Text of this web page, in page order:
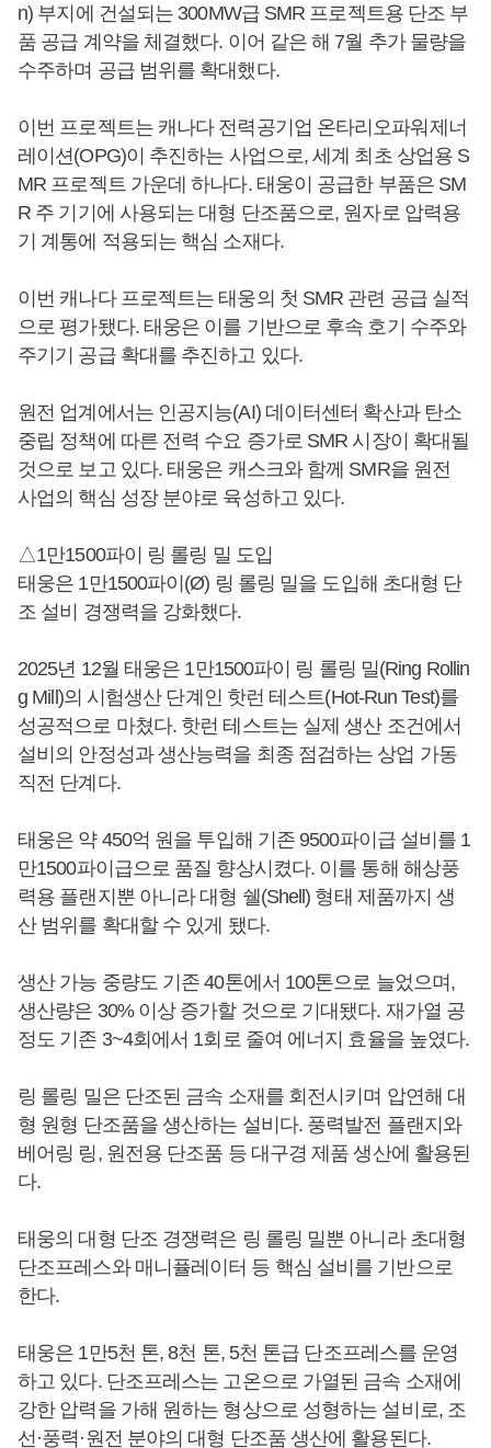
n) 부지에 건설되는 300MW급 SMR 프로젝트용 단조 부
품 공급 계약을 체결했다. 이어 같은 해 7월 추가 물량을
수주하며 공급 범위를 확대했다.
이번 프로젝트는 캐나다 전력공기업 온타리오파워제너
레이션(OPG)이 추진하는 사업으로, 세계 최초 상업용 S
MR 프로젝트 가운데 하나다. 태웅이 공급한 부품은 SM
R 주 기기에 사용되는 대형 단조품으로, 원자로 압력용
기 계통에 적용되는 핵심 소재다.
이번 캐나다 프로젝트는 태웅의 첫 SMR 관련 공급 실적
으로 평가됐다. 태웅은 이를 기반으로 후속 호기 수주와
주기기 공급 확대를 추진하고 있다.
원전 업계에서는 인공지능(AI) 데이터센터 확산과 탄소
중립 정책에 따른 전력 수요 증가로 SMR 시장이 확대될
것으로 보고 있다. 태웅은 캐스크와 함께 SMR을 원전
사업의 핵심 성장 분야로 육성하고 있다.
△1만1500파이 링 롤링 밀 도입
태웅은 1만1500파이(Ø) 링 롤링 밀을 도입해 초대형 단
조 설비 경쟁력을 강화했다.
2025년 12월 태웅은 1만1500파이 링 롤링 밀(Ring Rollin
g Mill)의 시험생산 단계인 핫런 테스트(Hot-Run Test)를
성공적으로 마쳤다. 핫런 테스트는 실제 생산 조건에서
설비의 안정성과 생산능력을 최종 점검하는 상업 가동
직전 단계다.
태웅은 약 450억 원을 투입해 기존 9500파이급 설비를 1
만1500파이급으로 품질 향상시켰다. 이를 통해 해상풍
력용 플랜지뿐 아니라 대형 쉘(Shell) 형태 제품까지 생
산 범위를 확대할 수 있게 됐다.
생산 가능 중량도 기존 40톤에서 100톤으로 늘었으며,
생산량은 30% 이상 증가할 것으로 기대됐다. 재가열 공
정도 기존 3~4회에서 1회로 줄여 에너지 효율을 높였다.
링 롤링 밀은 단조된 금속 소재를 회전시키며 압연해 대
형 원형 단조품을 생산하는 설비다. 풍력발전 플랜지와
베어링 링, 원전용 단조품 등 대구경 제품 생산에 활용된
다.
태웅의 대형 단조 경쟁력은 링 롤링 밀뿐 아니라 초대형
단조프레스와 매니퓰레이터 등 핵심 설비를 기반으로
한다.
태웅은 1만5천 톤, 8천 톤, 5천 톤급 단조프레스를 운영
하고 있다. 단조프레스는 고온으로 가열된 금속 소재에
강한 압력을 가해 원하는 형상으로 성형하는 설비로, 조
선·풍력·원전 분야의 대형 단조품 생산에 활용된다.